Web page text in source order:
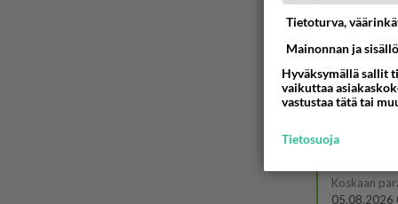
05.08.2026
Mitä
😅
Koskaan
05.08.2026
Tietoturva,
Mainonnan ja
Hyväksymällä sallit
vaikuttaa
vastustaa tätä tai
Tietosuoja